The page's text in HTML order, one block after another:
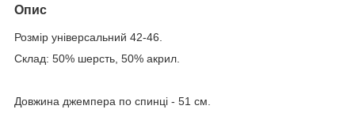
Опис
Розмір універсальний 42-46.
Склад: 50% шерсть, 50% акрил.
Довжина джемпера по спинці - 51 см.